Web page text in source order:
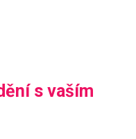
s vaším